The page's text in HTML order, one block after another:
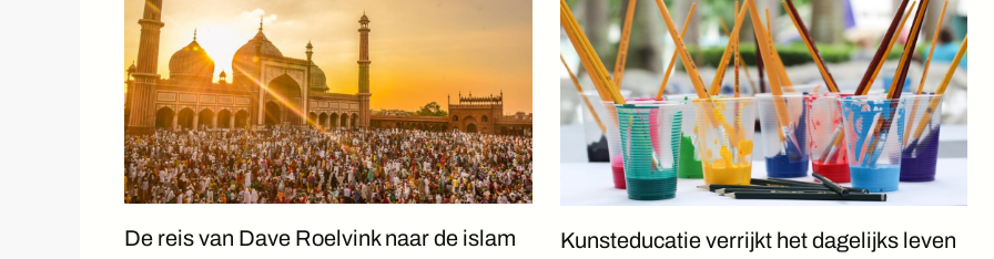
De reis van Dave Roelvink naar de islam
Kunsteducatie verrijkt het dagelijks leven